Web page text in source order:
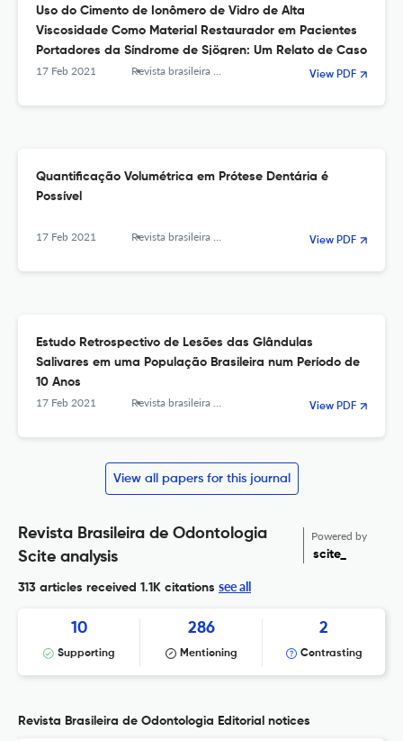
Uso do Cimento de Ionômero de Vidro de Alta
Viscosidade Como Material Restaurador em Pacientes
Portadores da Síndrome de Sjögren: Um Relato de Caso
17 Feb 2021 Revista brasileira de odontologia View PDF
Quantificação Volumétrica em Prótese Dentária é
Possível
17 Feb 2021 Revista brasileira de odontologia View PDF
Estudo Retrospectivo de Lesões das Glândulas
Salivares em uma População Brasileira num Período de
10 Anos
17 Feb 2021 Revista brasileira de odontologia View PDF
View all papers for this journal
Revista Brasileira de Odontologia
Scite analysis
Powered by
scite_
313 articles received 1.1K citations see all
10
Supporting
286
Mentioning
2
Contrasting
Revista Brasileira de Odontologia Editorial notices